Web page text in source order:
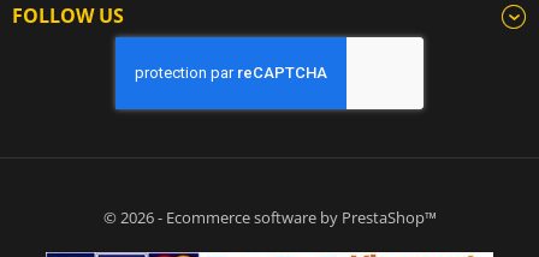
FOLLOW US
© 2026 - Ecommerce software by PrestaShop™